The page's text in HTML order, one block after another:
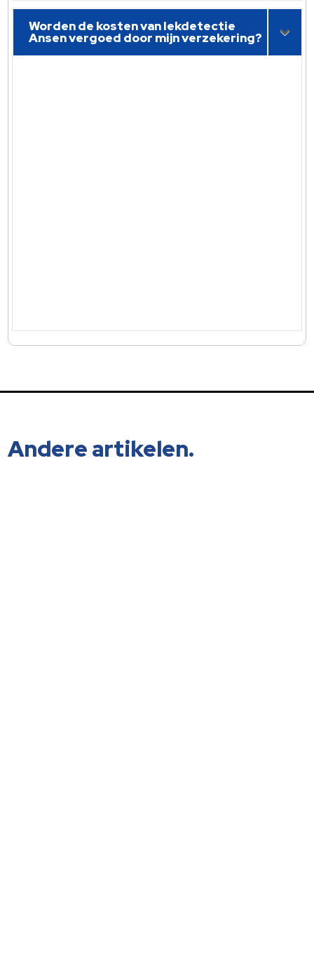
Worden de kosten van lekdetectie
Ansen vergoed door mijn verzekering?
Andere artikelen.